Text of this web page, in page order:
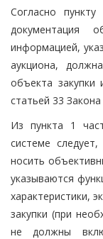
Согласно
документация
информацией,
аукциона,
объекта закупки
статьей 33
Из пункта 1
системе
носить
указываются
характеристики,
закупки (при
не должны